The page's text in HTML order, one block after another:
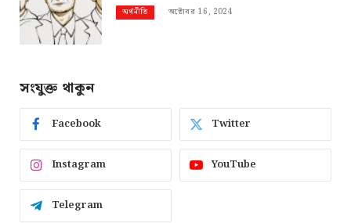
অর্থনীতি অক্টোবর 16, 2024
সংযুক্ত থাকুন
Facebook Twitter
Instagram YouTube
Telegram